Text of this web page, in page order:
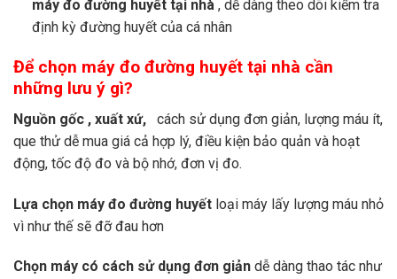
máy đo đường huyết tại nhà, dễ dàng theo dõi kiểm tra
định kỳ đường huyết của cá nhân
Để chọn máy đo đường huyết tại nhà cần
những lưu ý gì?
Nguồn gốc , xuất xứ,
cách sử dụng đơn giản, lượng máu ít,
que thử dễ mua giá cả hợp lý, điều kiện bảo quản và hoạt
động, tốc độ đo và bộ nhớ, đơn vị đo.
Lựa chọn máy đo đường huyết loại máy lấy lượng máu nhỏ
vì như thế sẽ đỡ đau hơn
Chọn máy có cách sử dụng đơn giản dễ dàng thao tác như